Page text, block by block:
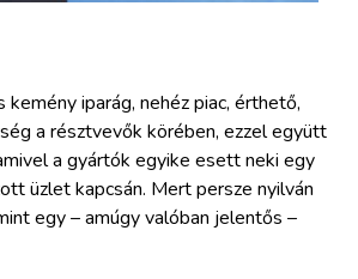
iparág, nehéz piac, érthető,
a résztvevők körében, ezzel együtt
a gyártók egyike esett neki egy
üzlet kapcsán. Mert persze nyilván
egy – amúgy valóban jelentős –